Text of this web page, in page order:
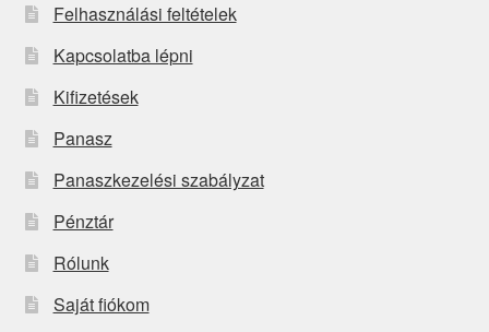
Felhasználási feltételek
Kapcsolatba lépni
Kifizetések
Panasz
Panaszkezelési szabályzat
Pénztár
Rólunk
Saját fiókom